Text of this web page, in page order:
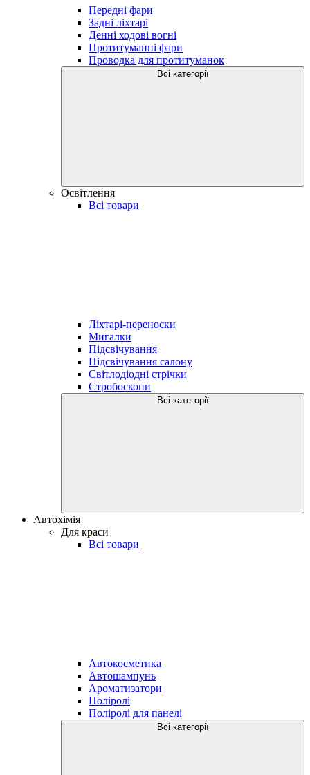
Передні фари
Задні ліхтарі
Денні ходові вогні
Протитуманні фари
Проводка для протитуманок
Всі категорії
Освітлення
Всі товари
Ліхтарі-переноски
Мигалки
Підсвічування
Підсвічування салону
Світлодіодні стрічки
Стробоскопи
Всі категорії
Автохімія
Для краси
Всі товари
Автокосметика
Автошампунь
Ароматизатори
Поліролі
Поліролі для панелі
Всі категорії